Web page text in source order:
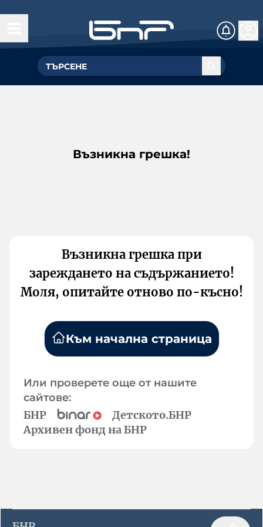
Възникна грешка!
Възникна грешка при
зареждането на съдържанието!
Моля, опитайте отново по-късно!
Към начална страница
Или проверете още от нашите
сайтове:
БНР
Детското.БНР
Архивен фонд на БНР